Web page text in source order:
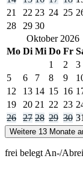
21
22 23 24 25
28
29 30
Oktober 2026
Mo Di Mi Do Fr
1
2 3
5
6 7 8 9
12
13 14 15 16
19
20 21 22 23
26
27 28 29 30 31
Weitere 13 Monate
frei belegt An-/